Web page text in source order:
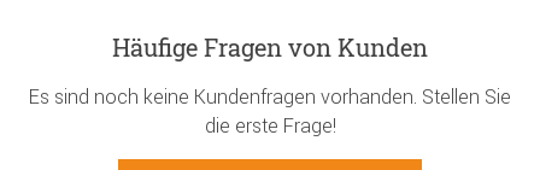
Häufige Fragen von Kunden
Es sind noch keine Kundenfragen vorhanden. Stellen Sie
die erste Frage!